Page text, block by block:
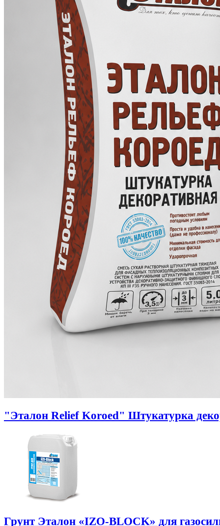
"Эталон Relief Koroed" Штукатурка
Грунт Эталон «IZO-BLOCK» для